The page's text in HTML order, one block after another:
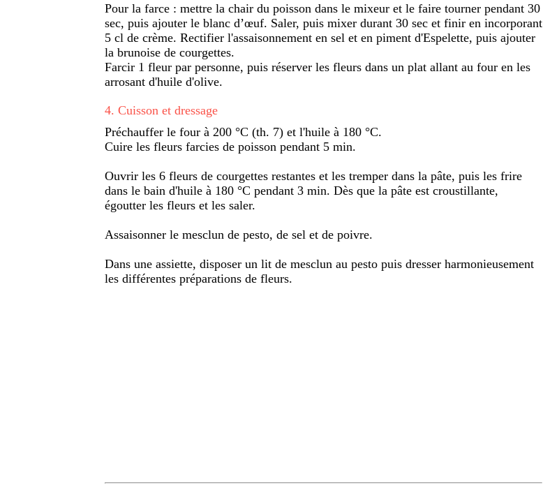
Pour la farce : mettre la chair du poisson dans le mixeur et le faire tourner pendant 30
sec, puis ajouter le blanc d’œuf. Saler, puis mixer durant 30 sec et finir en incorporant
5 cl de crème. Rectifier l'assaisonnement en sel et en piment d'Espelette, puis ajouter
la brunoise de courgettes.
Farcir 1 fleur par personne, puis réserver les fleurs dans un plat allant au four en les
arrosant d'huile d'olive.
4. Cuisson et dressage
Préchauffer le four à 200 °C (th. 7) et l'huile à 180 °C.
Cuire les fleurs farcies de poisson pendant 5 min.
Ouvrir les 6 fleurs de courgettes restantes et les tremper dans la pâte, puis les frire
dans le bain d'huile à 180 °C pendant 3 min. Dès que la pâte est croustillante,
égoutter les fleurs et les saler.
Assaisonner le mesclun de pesto, de sel et de poivre.
Dans une assiette, disposer un lit de mesclun au pesto puis dresser harmonieusement
les différentes préparations de fleurs.